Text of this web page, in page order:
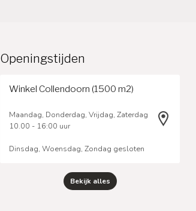
Openingstijden
Winkel Collendoorn (1500 m2)
Maandag, Donderdag, Vrijdag, Zaterdag
10.00 - 16:00 uur
Dinsdag, Woensdag, Zondag gesloten
Bekijk alles